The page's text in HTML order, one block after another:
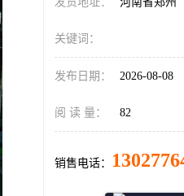
关键词：
发布日期： 2026-08-08
阅 读 量： 82
销售电话：